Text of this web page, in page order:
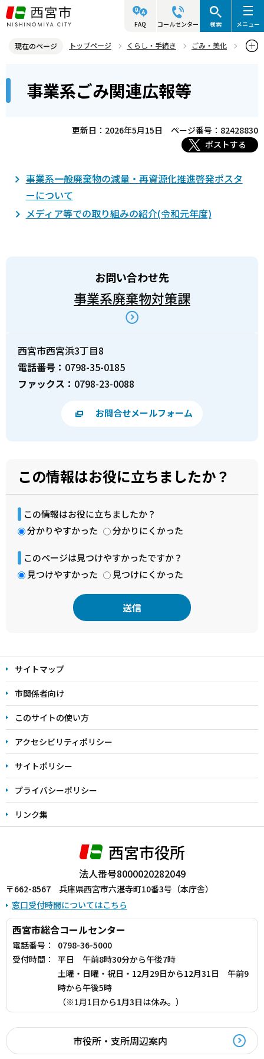
こ
の
ジ
先
FAQ コールセンター 検索 メニュー
現在のページ トップページ くらし・手続き
ごみ・美化
事業系ごみ関連広報等
こ
事業系ごみ関連広報等
更新日：2026年5月15日
ページ番号：82428830
ポストする
事業系一般廃棄物の減量・再資源化推進啓発ポスタ
ーについて
メディア等での取り組みの紹介(令和元年度)
お問い合わせ先
事業系廃棄物対策課
西宮市西宮浜3丁目8
電話番号： 0798-35-0185
ファックス： 0798-23-0088
お問合せメールフォーム
この情報はお役に立ちましたか？
この情報はお役に立ちましたか？
分かりやすかった
分かりにくかった
このページは見つけやすかったですか？
見つけやすかった
見つけにくかった
文
こ
こ
ま
で
サイトマップ
市関係者向け
このサイトの使い方
アクセシビリティポリシー
サイトポリシー
プライバシーポリシー
リンク集
西宮市役所
法人番号8000020282049
〒662-8567 兵庫県西宮市六湛寺町10番3号（本庁舎）
窓口受付時間についてはこちら
西宮市総合コールセンター
電話番号：
0798-36-5000
受付時間：
平日 午前8時30分から午後7時
土曜・日曜・祝日・12月29日から12月31日 午前9
時から午後5時
（※1月1日から1月3日は休み。）
市役所・支所周辺案内